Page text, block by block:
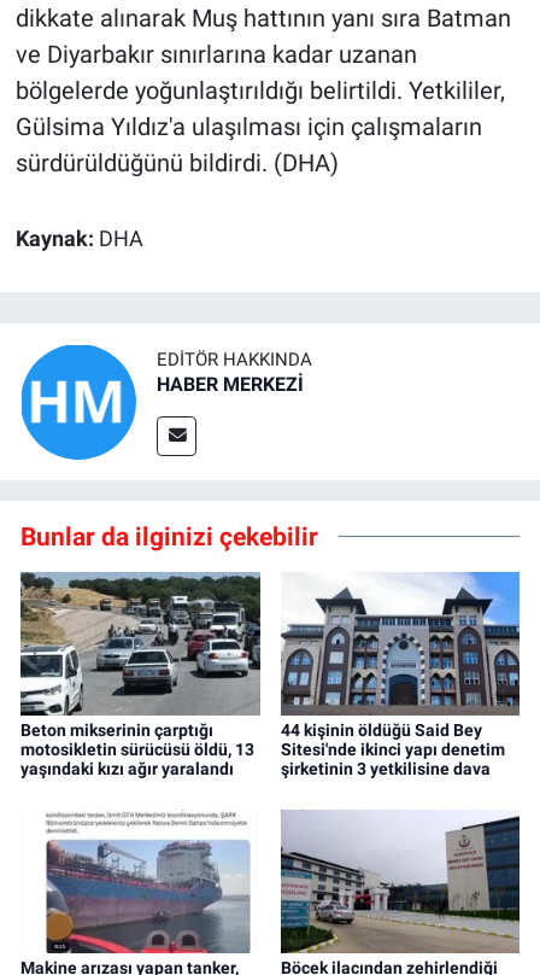
dikkate alınarak Muş hattının yanı sıra Batman
ve Diyarbakır sınırlarına kadar uzanan
bölgelerde yoğunlaştırıldığı belirtildi. Yetkililer,
Gülsima Yıldız'a ulaşılması için çalışmaların
sürdürüldüğünü bildirdi. (DHA)
Kaynak: DHA
EDITÖR HAKKINDA
HABER MERKEZİ
Bunlar da ilginizi çekebilir
Beton mikserinin çarptığı
motosikletin sürücüsü öldü, 13
yaşındaki kızı ağır yaralandı
44 kişinin öldüğü Said Bey
Sitesi'nde ikinci yapı denetim
şirketinin 3 yetkilisine dava
Makine arızası yapan tanker, Böcek ilacından zehirlendiği